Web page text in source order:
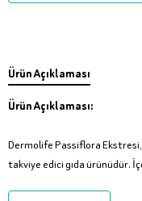
Ürün Açıklaması
Ürün Açıklaması:
Dermolife Passiflora
takviye edici gıda ürünüdür.